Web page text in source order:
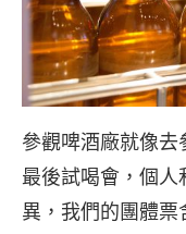
參觀啤酒廠就像
最後試喝會，個人
異，我們的團體